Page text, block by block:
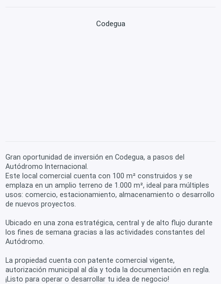
Codegua
Gran oportunidad de inversión en Codegua, a pasos del
Autódromo Internacional.
Este local comercial cuenta con 100 m² construidos y se
emplaza en un amplio terreno de 1.000 m², ideal para múltiples
usos: comercio, estacionamiento, almacenamiento o desarrollo
de nuevos proyectos.
Ubicado en una zona estratégica, central y de alto flujo durante
los fines de semana gracias a las actividades constantes del
Autódromo.
La propiedad cuenta con patente comercial vigente,
autorización municipal al día y toda la documentación en regla.
¡Listo para operar o desarrollar tu idea de negocio!